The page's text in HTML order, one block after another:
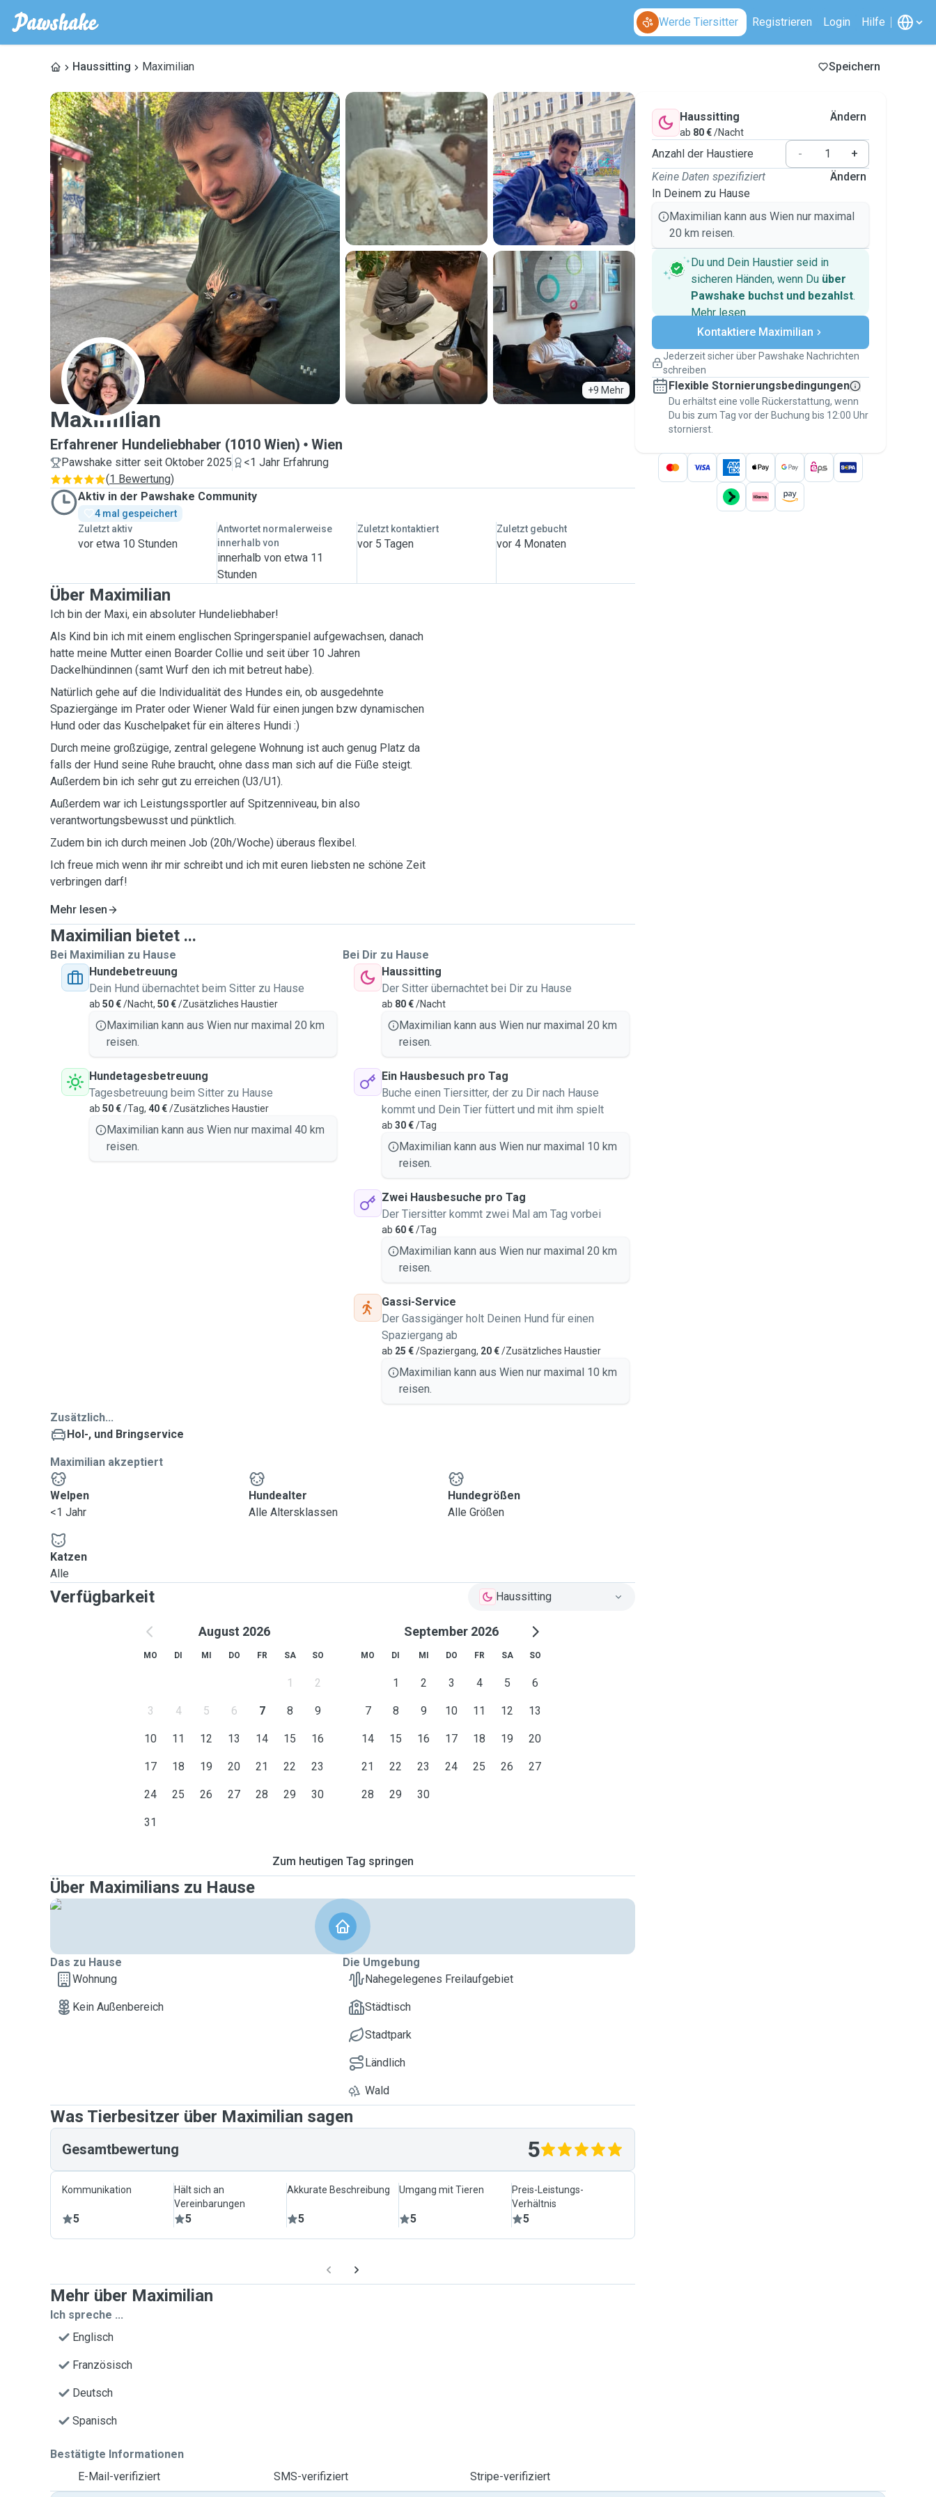
Werde Tiersitter Registrieren Login Hilfe
Haussitting Maximilian Speichern
+9 Mehr
M
Maximilian
Erfahrener Hundeliebhaber (1010 Wien) Wien
Pawshake sitter seit Oktober 2025
<1 Jahr Erfahrung
(1 Bewertung)
Aktiv in der Pawshake Community
4 mal gespeichert
Zuletzt aktiv
vor etwa 10 Stunden
Antwortet normalerweise
innerhalb von
innerhalb von etwa 11
Stunden
Zuletzt kontaktiert
vor 5 Tagen
Zuletzt gebucht
vor 4 Monaten
Über Maximilian
Ich bin der Maxi, ein absoluter Hundeliebhaber!
Als Kind bin ich mit einem englischen Springerspaniel aufgewachsen, danach
hatte meine Mutter einen Boarder Collie und seit über 10 Jahren
Dackelhündinnen (samt Wurf den ich mit betreut habe).
Natürlich gehe auf die Individualität des Hundes ein, ob ausgedehnte
Spaziergänge im Prater oder Wiener Wald für einen jungen bzw dynamischen
Hund oder das Kuschelpaket für ein älteres Hundi :)
Durch meine großzügige, zentral gelegene Wohnung ist auch genug Platz da
falls der Hund seine Ruhe braucht, ohne dass man sich auf die Füße steigt.
Außerdem bin ich sehr gut zu erreichen (U3/U1).
Außerdem war ich Leistungssportler auf Spitzenniveau, bin also
verantwortungsbewusst und pünktlich.
Zudem bin ich durch meinen Job (20h/Woche) überaus flexibel.
Ich freue mich wenn ihr mir schreibt und ich mit euren liebsten ne schöne Zeit
verbringen darf!
Mehr lesen
Maximilian bietet ...
Bei Maximilian zu Hause
Hundebetreuung
Dein Hund übernachtet beim Sitter zu Hause
ab 50 €/Nacht, 50 €/Zusätzliches Haustier
Maximilian kann aus Wien nur maximal 20 km
reisen.
Hundetagesbetreuung
Tagesbetreuung beim Sitter zu Hause
ab 50 €/Tag, 40 €/Zusätzliches Haustier
Maximilian kann aus Wien nur maximal 40 km
reisen.
Bei Dir zu Hause
Haussitting
Der Sitter übernachtet bei Dir zu Hause
ab 80 €/Nacht
Maximilian kann aus Wien nur maximal 20 km
reisen.
Ein Hausbesuch pro Tag
Buche einen Tiersitter, der zu Dir nach Hause
kommt und Dein Tier füttert und mit ihm spielt
ab 30 €/Tag
Maximilian kann aus Wien nur maximal 10 km
reisen.
Zwei Hausbesuche pro Tag
Der Tiersitter kommt zwei Mal am Tag vorbei
ab 60 €/Tag
Maximilian kann aus Wien nur maximal 20 km
reisen.
Gassi-Service
Der Gassigänger holt Deinen Hund für einen
Spaziergang ab
ab 25 €/Spaziergang, 20 €/Zusätzliches Haustier
Maximilian kann aus Wien nur maximal 10 km
reisen.
Zusätzlich...
Hol-, und Bringservice
Maximilian akzeptiert
Welpen
<1 Jahr
Hundealter
Alle Altersklassen
Hundegrößen
Alle Größen
Katzen
Alle
Verfügbarkeit Haussitting
August 2026
MO DI MI DO FR SA SO
1 2
3 4 5 6 7 8 9
10 11 12 13 14 15 16
17 18 19 20 21 22 23
24 25 26 27 28 29 30
31
September 2026
MO DI MI DO FR SA SO
1 2 3 4 5 6
7 8 9 10 11 12 13
14 15 16 17 18 19 20
21 22 23 24 25 26 27
28 29 30
Zum heutigen Tag springen
Über Maximilians zu Hause
Das zu Hause
Wohnung
Kein Außenbereich
Die Umgebung
Nahegelegenes Freilaufgebiet
Städtisch
Stadtpark
Ländlich
Wald
Was Tierbesitzer über Maximilian sagen
Gesamtbewertung 5
Kommunikation
5
Hält sich an
Vereinbarungen
5
Akkurate Beschreibung
5
Umgang mit Tieren
5
Preis-Leistungs-
Verhältnis
5
Mehr über Maximilian
Ich spreche ...
Englisch
Französisch
Deutsch
Spanisch
Bestätigte Informationen
E-Mail-verifiziert
SMS-verifiziert Stripe-verifiziert
Haussitting
ab 80 €/Nacht
Ändern
Anzahl der Haustiere -
+
Keine Daten spezifiziert
In Deinem zu Hause
Ändern
Maximilian kann aus Wien nur maximal
20 km reisen.
Du und Dein Haustier seid in
sicheren Händen, wenn Du über
Pawshake buchst und bezahlst.
Mehr lesenSichere Zahlungen
Unterstützung, falls sich Deine
Versicherte Buchungen
Erledige alles über Pawshake – von der
ersten Nachricht bis zur Bezahlung –, um
über die Pawshake-Garantieabgesichert zu
sein
Kontaktiere Maximilian
Jederzeit sicher über Pawshake Nachrichten
schreiben
Flexible Stornierungsbedingungen
Du erhältst eine volle Rückerstattung, wenn
Du bis zum Tag vor der Buchung bis 12:00 Uhr
stornierst.